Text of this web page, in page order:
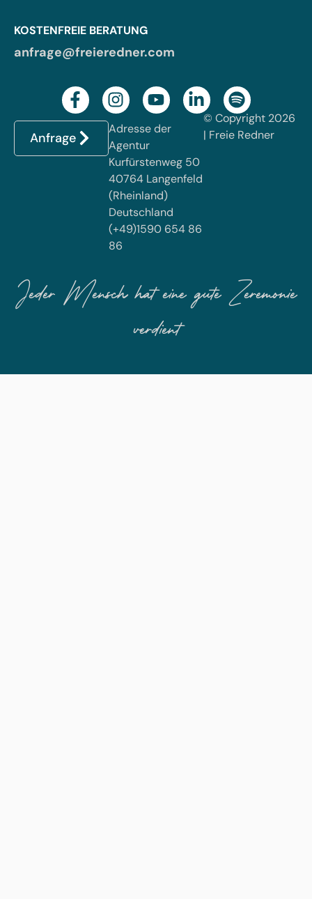
KOSTENFREIE BERATUNG
anfrage@freieredner.com
Anfrage
Adresse der
Agentur
Kurfürstenweg 50
40764 Langenfeld
(Rheinland)
Deutschland
(+49)1590 654 86
86
© Copyright 2026
| Freie Redner
Jeder Mensch hat eine gute Zeremonie
verdient